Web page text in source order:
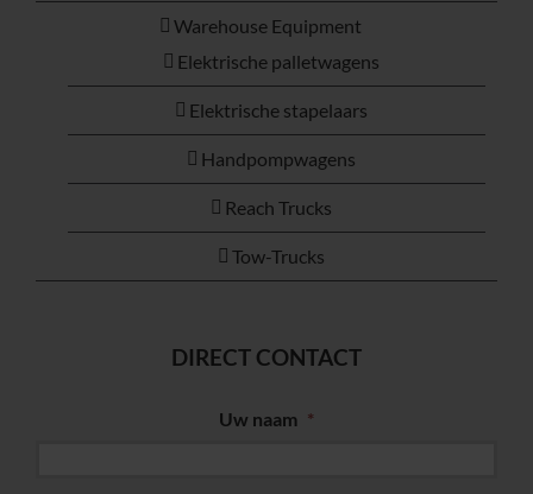
Warehouse Equipment
Elektrische palletwagens
Elektrische stapelaars
Handpompwagens
Reach Trucks
Tow-Trucks
DIRECT CONTACT
Uw naam *